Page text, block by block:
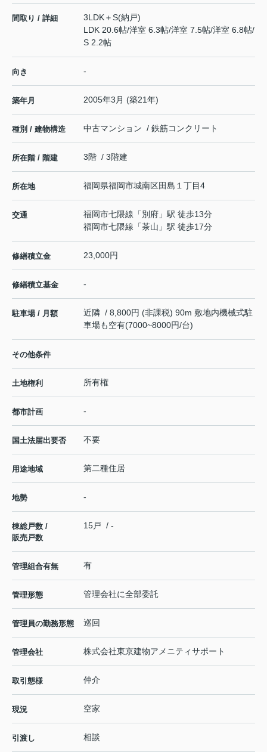
間取り / 詳細
3LDK＋S(納戸)
LDK 20.6帖/洋室 6.3帖/洋室 7.5帖/洋室 6.8帖/
S 2.2帖
向き -
築年月 2005年3月 (築21年)
種別 / 建物構造 中古マンション / 鉄筋コンクリート
所在階 / 階建 3階 / 3階建
所在地 福岡県福岡市城南区田島 １丁目4
交通 福岡市七隈線 「別府 」駅 徒歩13分
福岡市七隈線 「茶山 」駅 徒歩17分
修繕積立金 23,000円
修繕積立基金 -
駐車場 / 月額
近隣 / 8,800円 (非課税) 90m 敷地内機械式駐
車場も空有(7000~8000円/台)
その他条件
土地権利 所有権
都市計画 -
国土法届出要否 不要
用途地域 第二種住居
地勢 -
棟総戸数 /
販売戸数
15戸 / -
管理組合有無 有
管理形態 管理会社に全部委託
管理員の勤務形態 巡回
管理会社 株式会社東京建物アメニティサポート
取引態様 仲介
現況 空家
引渡し 相談